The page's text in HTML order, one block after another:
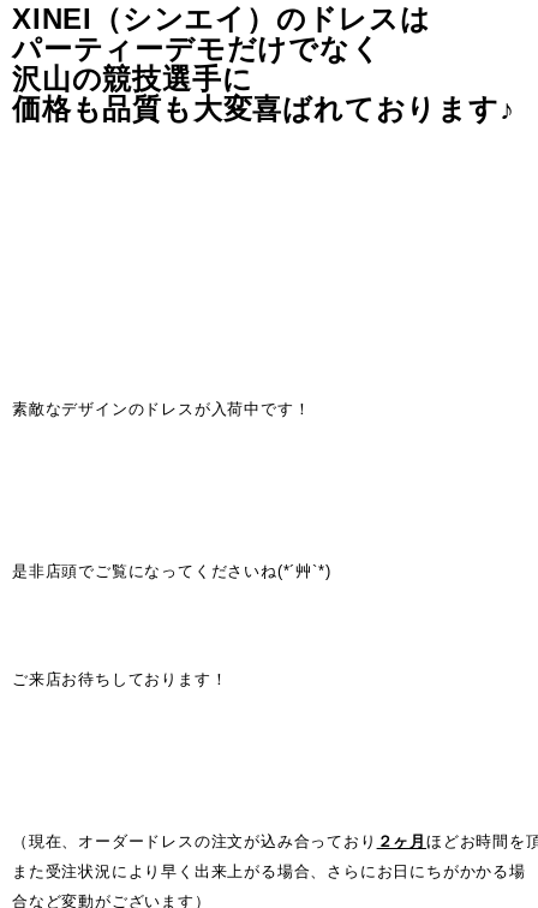
XINEI（シンエイ）のドレスは
パーティーデモだけでなく
沢山の競技選手に
価格も品質も大変喜ばれております♪
素敵なデザインのドレスが入荷中です！
是非店頭でご覧になってくださいね(*´艸`*)
ご来店お待ちしております！
（現在、オーダードレスの注文が込み合っており ２ヶ月ほどお時間を
また受注状況により早く出来上がる場合、さらにお日にちがかかる場
合など変動がございます）